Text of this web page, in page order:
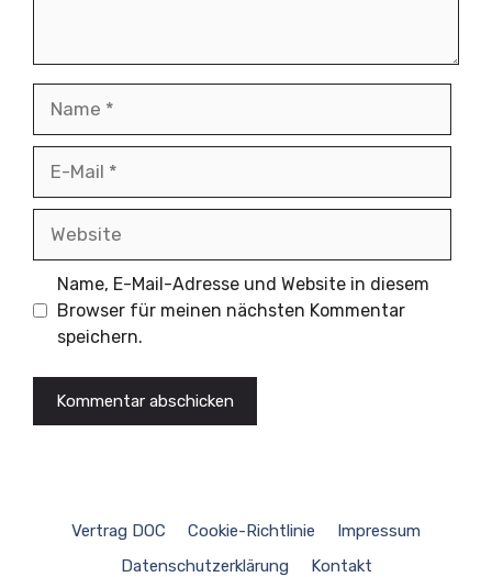
Mail
Name, E-Mail-Adresse und Website in diesem
Browser für meinen nächsten Kommentar
speichern.
Vertrag DOC Cookie-Richtlinie
Impressum
Datenschutzerklärung
Kontakt